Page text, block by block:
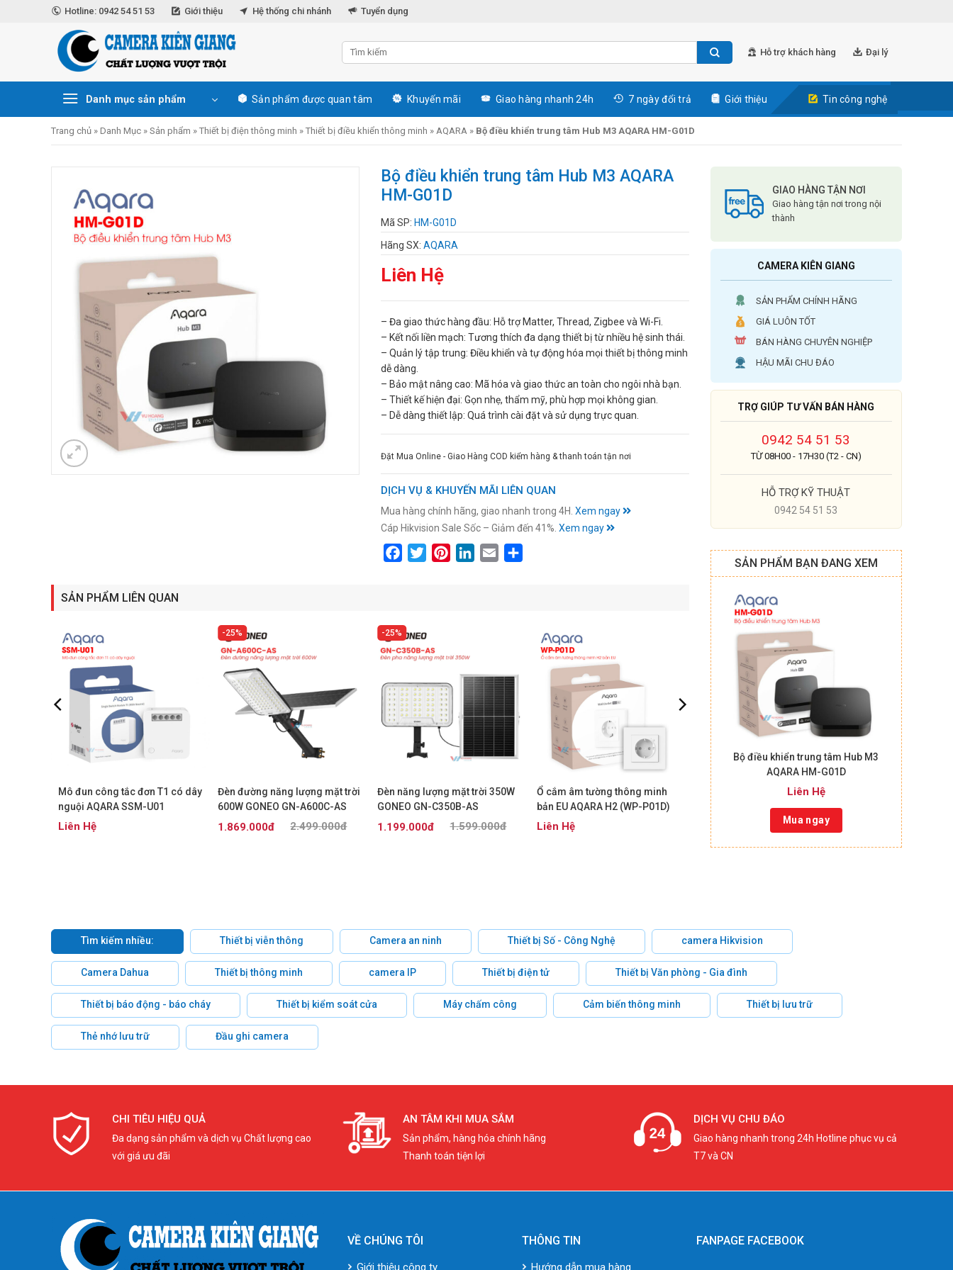
Hotline: 0942 54 51 53 Giới thiệu Hệ thống chi nhánh Tuyển dụng
Hỗ trợ khách hàng Đại lý
Danh mục sản phẩm Sản phẩm được quan tâm Khuyến mãi Giao hàng nhanh 24h 7 ngày đổi trả Giới thiệu Tin công nghệ
Trang chủ » Danh Mục » Sản phẩm » Thiết bị điện thông minh » Thiết bị điều khiển thông minh » AQARA » Bộ điều khiển trung tâm Hub M3 AQARA HM-G01D
GIAO HÀNG TẬN NƠI
Giao hàng tận nơi trong nội
thành
CAMERA KIÊN GIANG
SẢN PHẨM CHÍNH HÃNG
GIÁ LUÔN TỐT
BÁN HÀNG CHUYÊN NGHIỆP
HẬU MÃI CHU ĐÁO
TRỢ GIÚP TƯ VẤN BÁN HÀNG
0942 54 51 53
TỪ 08H00 - 17H30 (T2 - CN)
HỖ TRỢ KỸ THUẬT
0942 54 51 53
SẢN PHẨM BẠN ĐANG XEM
Bộ điều khiển trung tâm Hub M3
AQARA HM-G01D
Liên Hệ
Mua ngay
Bộ điều khiển trung tâm Hub M3 AQARA
HM-G01D
Mã SP: HM-G01D
Hãng SX: AQARA
Liên Hệ
– Đa giao thức hàng đầu: Hỗ trợ Matter, Thread, Zigbee và Wi-Fi.
– Kết nối liền mạch: Tương thích đa dạng thiết bị từ nhiều hệ sinh thái.
– Quản lý tập trung: Điều khiển và tự động hóa mọi thiết bị thông minh
dễ dàng.
– Bảo mật nâng cao: Mã hóa và giao thức an toàn cho ngôi nhà bạn.
– Thiết kế hiện đại: Gọn nhẹ, thẩm mỹ, phù hợp mọi không gian.
– Dễ dàng thiết lập: Quá trình cài đặt và sử dụng trực quan.
Đặt Mua Online - Giao Hàng COD kiểm hàng & thanh toán tận nơi
DỊCH VỤ & KHUYẾN MÃI LIÊN QUAN
Mua hàng chính hãng, giao nhanh trong 4H. Xem ngay
Cáp Hikvision Sale Sốc – Giảm đến 41%. Xem ngay
FacebookTwitterPinterestLinkedIn
Email
SẢN PHẨM LIÊN QUAN
Mô đun công tắc đơn T1 có dây
nguội AQARA SSM-U01
Liên Hệ
25%
Đèn đường năng lượng mặt trời
600W GONEO GN-A600C-AS
2.499.000đ
1.869.000đ
25%
Đèn năng lượng mặt trời 350W
GONEO GN-C350B-AS
1.599.000đ
1.199.000đ
Ổ cắm âm tường thông minh
bản EU AQARA H2 (WP-P01D)
Liên Hệ
Tìm kiếm nhiều: Thiết bị viễn thông Camera an ninh Thiết bị Số - Công Nghệ camera Hikvision
Camera Dahua Thiết bị thông minh camera IP Thiết bị điện tử Thiết bị Văn phòng - Gia đình
Thiết bị báo động - báo cháy Thiết bị kiểm soát cửa Máy chấm công Cảm biến thông minh Thiết bị lưu trữ
Thẻ nhớ lưu trữ Đầu ghi camera
CHI TIÊU HIỆU QUẢ
Đa dạng sản phẩm và dịch vụ Chất lượng cao
với giá ưu đãi
AN TÂM KHI MUA SẮM
Sản phẩm, hàng hóa chính hãng
Thanh toán tiện lợi
DỊCH VỤ CHU ĐÁO
Giao hàng nhanh trong 24h Hotline phục vụ cả
T7 và CN
VỀ CHÚNG TÔI
Giới thiệu công ty
THÔNG TIN
Hướng dẫn mua hàng
FANPAGE FACEBOOK